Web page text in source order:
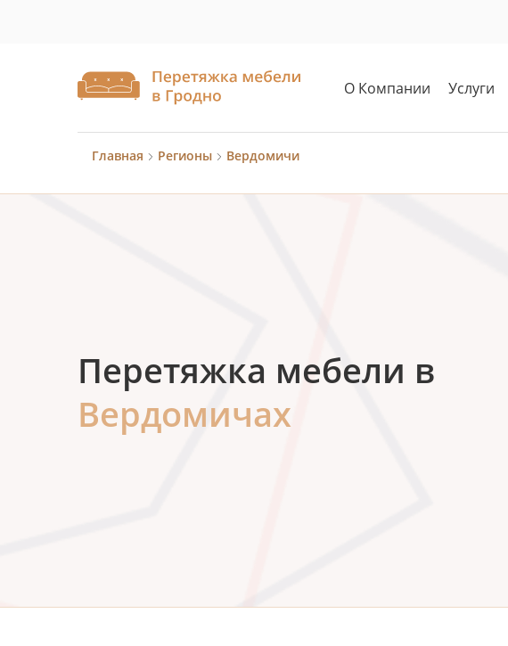
О Компании Услуги
Главная Регионы Вердомичи
Перетяжка мебели в
Вердомичах